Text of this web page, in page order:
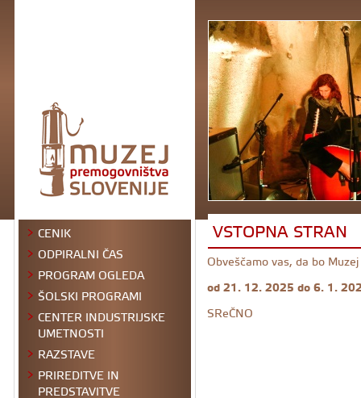
CENIK
ODPIRALNI ČAS
PROGRAM OGLEDA
ŠOLSKI PROGRAMI
CENTER INDUSTRIJSKE
UMETNOSTI
RAZSTAVE
PRIREDITVE IN
PREDSTAVITVE
VSTOPNA STRAN
Obveščamo vas, da bo
od 21. 12. 2025 do 6. 1.
SReČNO